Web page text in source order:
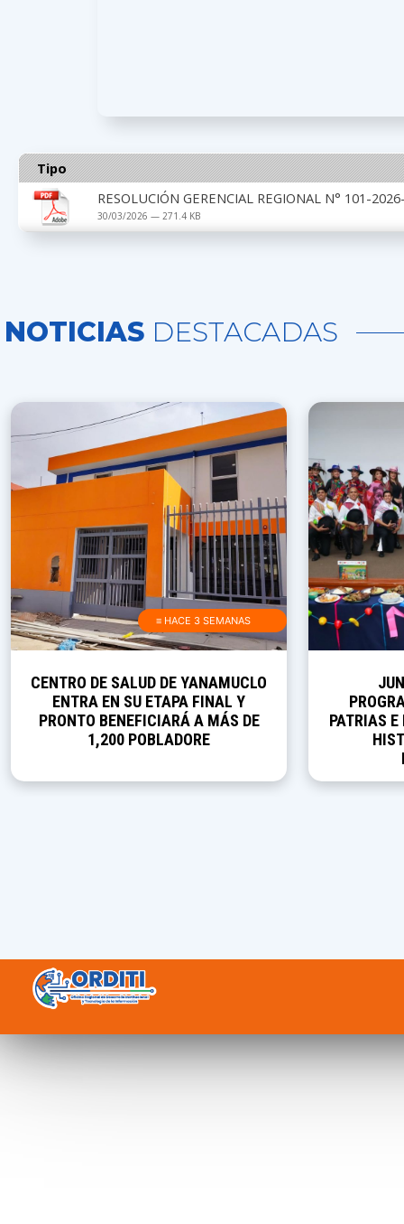
Tipo
RESOLUCIÓN GERENCIAL REGIONAL N° 101-
30/03/2026 — 271.4 KB
NOTICIAS DESTACADAS
≡ HACE 3 SEMANAS
CENTRO DE SALUD DE YANAMUCLO
ENTRA EN SU ETAPA FINAL Y
PRONTO BENEFICIARÁ A MÁS DE
1,200 POBLADORE
PATRIAS